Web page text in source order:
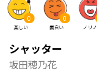
0
楽しい
0
面白い ノリ
シャッター
坂田穂乃花